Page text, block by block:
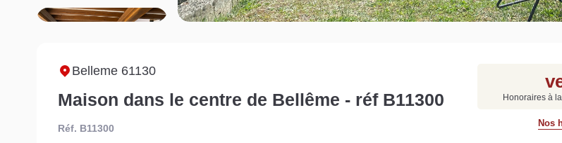
Belleme 61130
Maison dans le centre de Bellême - réf B11300
Réf. B11300
Honoraires à
Nos